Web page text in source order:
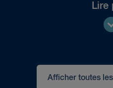
Lire
Afficher toutes